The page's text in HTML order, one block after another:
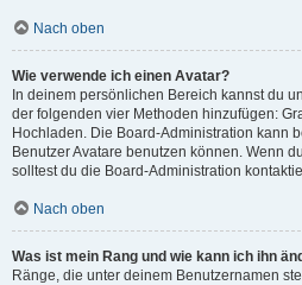
Nach oben
Wie verwende ich einen Avatar?
In deinem persönlichen Bereich kannst du
der folgenden vier Methoden hinzufügen:
Hochladen. Die Board-Administration kann
Benutzer Avatare benutzen können. Wenn
solltest du die Board-Administration
Nach oben
Was ist mein Rang und wie kann ich ihn
Ränge, die unter deinem Benutzernamen